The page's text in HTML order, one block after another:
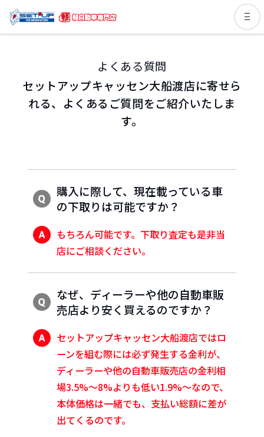
よくある質問
セットアップキャッセン大船渡店に寄せら
れる、よくあるご質問をご紹介いたしま
す。
購入に際して、現在載っている車
の下取りは可能ですか？
もちろん可能です。下取り査定も是非当
店にご相談ください。
なぜ、ディーラーや他の自動車販
売店より安く買えるのですか？
セットアップキャッセン大船渡店ではロ
ーンを組む際には必ず発生する金利が、
ディーラーや他の自動車販売店の金利相
場3.5%〜8%よりも低い1.9%～なので、
本体価格は一緒でも、支払い総額に差が
出てくるのです。